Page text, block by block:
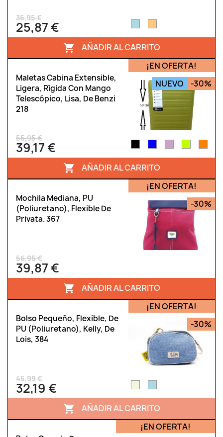
36,95 €
25,87 €
 AÑADIR AL CARRITO
Maletas Cabina Extensible,
Ligera, Rígida Con Mango
Telescópico, Lisa, De Benzi
218
55,95 €
39,17 €
¡EN OFERTA!
-30%
NUEVO
 AÑADIR AL CARRITO
Mochila Mediana, PU
(poliuretano), Flexible De
Privata. 367
56,95 €
39,87 €
¡EN OFERTA!
-30%
 AÑADIR AL CARRITO
Bolso Pequeño, Flexible, De
PU (poliuretano), Kelly, De
Lois, 384
45,99 €
32,19 €
¡EN OFERTA!
-30%
 AÑADIR AL CARRITO
¡EN OFERTA!